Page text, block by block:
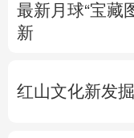
最新月球“宝藏
新
红山文化新发